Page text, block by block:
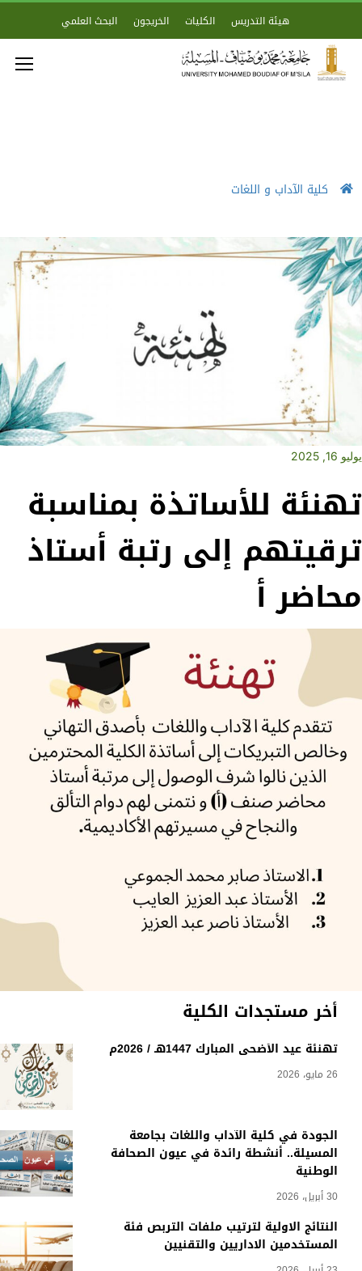
هيئة التدريس الكليات الخريجون البحث العلمي
كلية الآداب و اللغات
أخر مستجدات الكلية
تهنئة عيد الأضحى المبارك 1447هـ / 2026م
26 مايو، 2026
الجودة في كلية الآداب واللغات بجامعة
المسيلة.. أنشطة رائدة في عيون الصحافة
الوطنية
30 أبريل، 2026
النتائج الاولية لترتيب ملفات التربص فئة
المستخدمين الاداريين والتقنيين
يوليو 16, 2025
تهنئة للأساتذة بمناسبة
ترقيتهم إلى رتبة أستاذ
محاضر أ